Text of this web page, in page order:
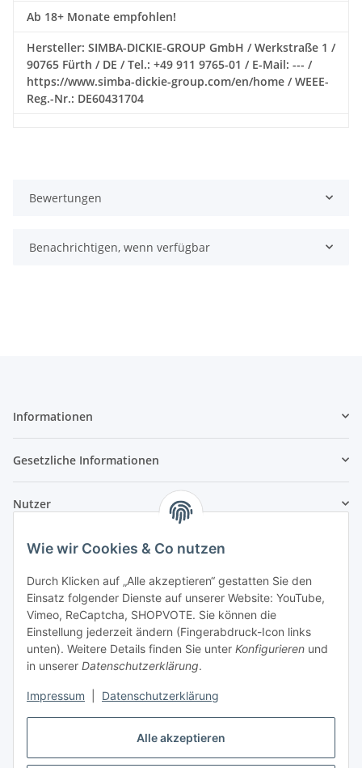
Alle akzeptieren
Wie wir Cookies & Co nutzen
Durch Klicken auf „Alle akzeptieren“ gestatten Sie den
Einsatz folgender Dienste auf unserer Website: YouTube,
Vimeo, ReCaptcha, SHOPVOTE. Sie können die
Einstellung jederzeit ändern (Fingerabdruck-Icon links
unten). Weitere Details finden Sie unter Konfigurieren und
in unserer Datenschutzerklärung.
Impressum Datenschutzerklärung
Ab 18+ Monate empfohlen!
Hersteller: SIMBA-DICKIE-GROUP GmbH / Werkstraße 1 /
90765 Fürth / DE / Tel.: +49 911 9765-01 / E-Mail: --- /
https://www.simba-dickie-group.com/en/home / WEEE-
Reg.-Nr.: DE60431704
Bewertungen
Benachrichtigen, wenn verfügbar
Informationen
Gesetzliche Informationen
Nutzer